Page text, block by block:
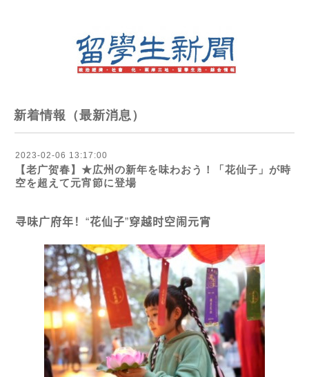
新着情報（最新消息）
2023-02-06 13:17:00
【老广贺春】★広州の新年を味わおう！「花仙子」が時
空を超えて元宵節に登場
寻 味广府年！ “花仙子”穿越 时空闹 元宵